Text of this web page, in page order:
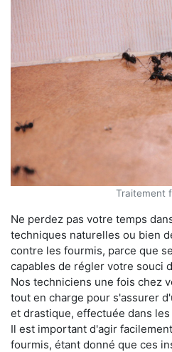
Traitement
Ne perdez pas votre temps
techniques naturelles ou bien
contre les fourmis, parce que
capables de régler votre souci
Nos techniciens une fois chez
tout en charge pour s'assurer
et drastique, effectuée dans
Il est important d'agir
fourmis, étant donné que ces